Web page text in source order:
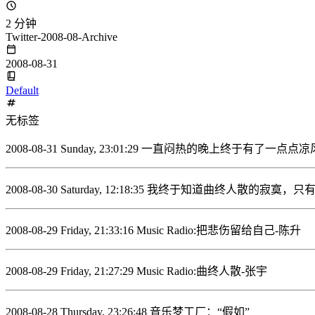
2 分钟
Twitter-2008-08-Archive
2008-08-31
Default
无标签
2008-08-31 Sunday, 23:01:29 一直闷热的晚上终于有了一点点
2008-08-30 Saturday, 12:18:35 我终于知道曲终人散的寂寞，
2008-08-29 Friday, 21:33:16 Music Radio:把悲伤留给自己-陈升
2008-08-29 Friday, 21:27:29 Music Radio:曲终人散-张宇
2008-08-28 Thursday, 23:26:48 音乐梦工厂：“假如”